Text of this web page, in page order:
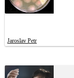
Jaroslav Petr